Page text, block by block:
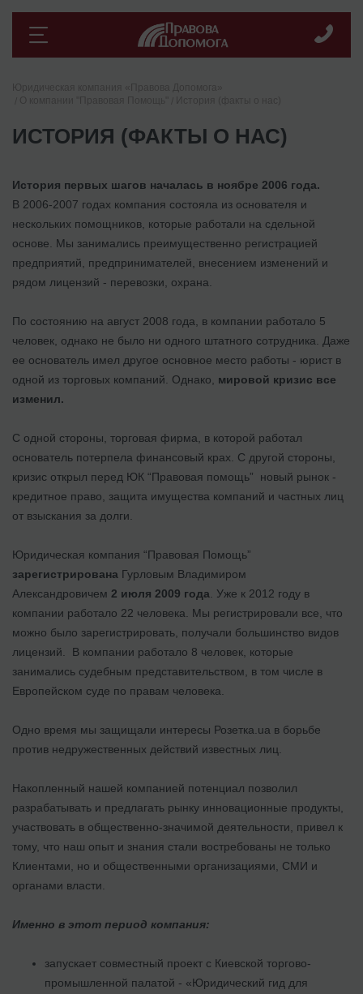
ИСТОРИЯ (ФАКТЫ О НАС)
История первых шагов началась в ноябре 2006 года.
В 2006-2007 годах компания состояла из основателя и
нескольких помощников, которые работали на сдельной
основе. Мы занимались преимущественно регистрацией
предприятий, предпринимателей, внесением изменений и
рядом лицензий - перевозки, охрана.
По состоянию на август 2008 года, в компании работало 5
человек, однако не было ни одного штатного сотрудника. Даже
ее основатель имел другое основное место работы - юрист в
одной из торговых компаний. Однако, мировой кризис все
изменил.
С одной стороны, торговая фирма, в которой работал
основатель потерпела финансовый крах. С другой стороны,
кризис открыл перед ЮК “Правовая помощь” новый рынок -
кредитное право, защита имущества компаний и частных лиц
от взыскания за долги.
Юридическая компания “Правовая Помощь”
зарегистрирована Гурловым Владимиром
Александровичем 2 июля 2009 года . Уже к 2012 году в
компании работало 22 человека. Мы регистрировали все, что
можно было зарегистрировать, получали большинство видов
лицензий. В компании работало 8 человек, которые
занимались судебным представительством, в том числе в
Европейском суде по правам человека.
Одно время мы защищали интересы Розетка.ua в борьбе
против недружественных действий известных лиц.
Накопленный нашей компанией потенциал позволил
разрабатывать и предлагать рынку инновационные продукты,
участвовать в общественно-значимой деятельности, привел к
тому, что наш опыт и знания стали востребованы не только
Клиентами, но и общественными организациями, СМИ и
органами власти.
Именно в этот период компания:
запускает совместный проект с Киевской торгово-
промышленной палатой - «Юридический гид для